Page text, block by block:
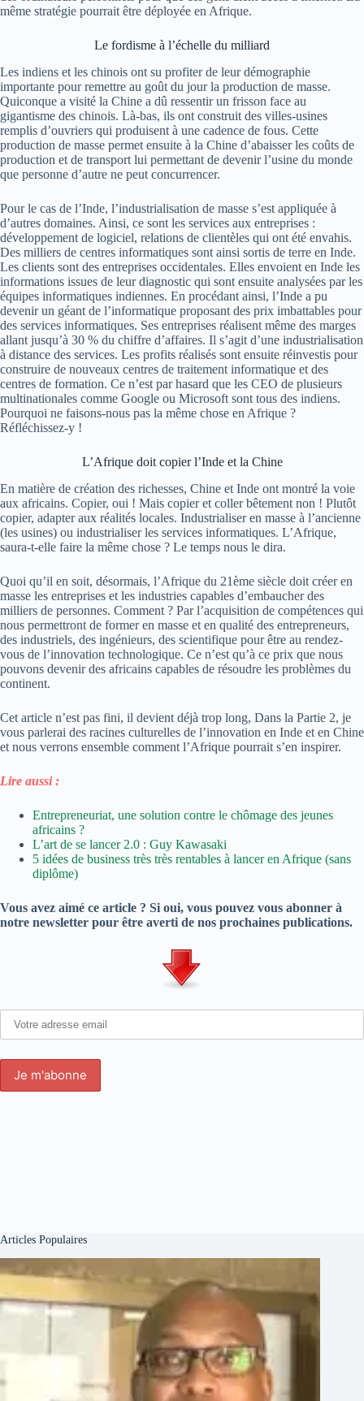
même stratégie pourrait être déployée en Afrique.
Le fordisme à l’échelle du milliard
Les indiens et les chinois ont su profiter de leur démographie
importante pour remettre au goût du jour la production de masse.
Quiconque a visité la Chine a dû ressentir un frisson face au
gigantisme des chinois. Là-bas, ils ont construit des villes-usines
remplis d’ouvriers qui produisent à une cadence de fous. Cette
production de masse permet ensuite à la Chine d’abaisser les coûts de
production et de transport lui permettant de devenir l’usine du monde
que personne d’autre ne peut concurrencer.
Pour le cas de l’Inde, l’industrialisation de masse s’est appliquée à
d’autres domaines. Ainsi, ce sont les services aux entreprises :
développement de logiciel, relations de clientèles qui ont été envahis.
Des milliers de centres informatiques sont ainsi sortis de terre en Inde.
Les clients sont des entreprises occidentales. Elles envoient en Inde les
informations issues de leur diagnostic qui sont ensuite analysées par les
équipes informatiques indiennes. En procédant ainsi, l’Inde a pu
devenir un géant de l’informatique proposant des prix imbattables pour
des services informatiques. Ses entreprises réalisent même des marges
allant jusqu’à 30 % du chiffre d’affaires. Il s’agit d’une industrialisation
à distance des services. Les profits réalisés sont ensuite réinvestis pour
construire de nouveaux centres de traitement informatique et des
centres de formation. Ce n’est par hasard que les CEO de plusieurs
multinationales comme Google ou Microsoft sont tous des indiens.
Pourquoi ne faisons-nous pas la même chose en Afrique ?
Réfléchissez-y !
L’Afrique doit copier l’Inde et la Chine
En matière de création des richesses, Chine et Inde ont montré la voie
aux africains. Copier, oui ! Mais copier et coller bêtement non ! Plutôt
copier, adapter aux réalités locales. Industrialiser en masse à l’ancienne
(les usines) ou industrialiser les services informatiques. L’Afrique,
saura-t-elle faire la même chose ? Le temps nous le dira.
Quoi qu’il en soit, désormais, l’Afrique du 21ème siècle doit créer en
masse les entreprises et les industries capables d’embaucher des
milliers de personnes. Comment ? Par l’acquisition de compétences qui
nous permettront de former en masse et en qualité des entrepreneurs,
des industriels, des ingénieurs, des scientifique pourêtre au rendez-
vous de l’innovation technologique. Ce n’est qu’à ce prix que nous
pouvons devenir des africains capables de résoudre les problèmes du
continent.
Cet article n’est pas fini, il devient déjà trop long, Dans la Partie 2, je
vous parlerai des racines culturelles de l’innovation en Inde et en Chine
et nous verrons ensemble comment l’Afrique pourrait s’en inspirer.
Lire aussi :
Entrepreneuriat, une solution contre le chômage des jeunes
africains ?
L’art de se lancer 2.0 : Guy Kawasaki
5 idées de business très très rentables à lancer en Afrique (sans
diplôme)
Vous avez aimé ce article ? Si oui, vous pouvez vous abonner à
notre newsletter pour être averti de nos prochaines publications.
Articles Populaires